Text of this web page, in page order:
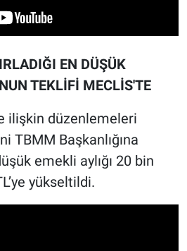
EN DÜŞÜK
TEKLİFİ MECLİS'TE
ilişkin düzenlemeleri
TBMM Başkanlığına
emekli aylığı 20 bin
yükseltildi.